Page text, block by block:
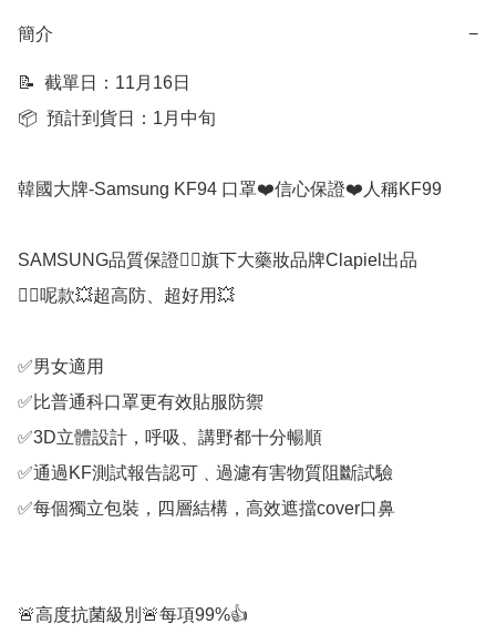
簡介 −
📝  截單日：11月16日
📦  預計到貨日：1月中旬
韓國大牌-Samsung KF94 口罩❤️信心保證❤️人稱KF99
SAMSUNG品質保證👍🏻旗下大藥妝品牌Clapiel出品
👉🏻呢款💥超高防、超好用💥
✅男女適用
✅比普通科口罩更有效貼服防禦
✅3D立體設計，呼吸、講野都十分暢順
✅通過KF測試報告認可﹑過濾有害物質阻斷試驗
✅每個獨立包裝，四層結構，高效遮擋cover口鼻
🚨高度抗菌級別🚨每項99%👍